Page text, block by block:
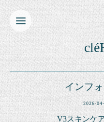
インフ
2026-
V3スキンケ